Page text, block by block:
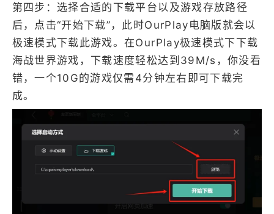
第四步：选择合适的下载平台以及游戏存放路径
后，点击“开始下载”，此时OurPlay电脑版就会以
极速模式下载此游戏。在OurPlay极速模式下下载
海战世界游戏，下载速度轻松达到39M/s，你没看
错，一个10G的游戏仅需4分钟左右即可下载完
成。